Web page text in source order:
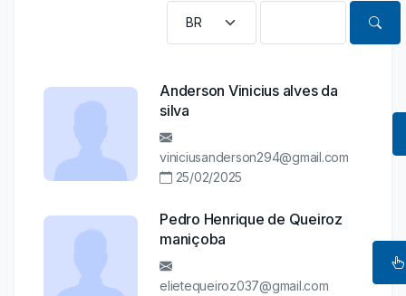
Anderson Vinicius alves da
silva
viniciusanderson294@gmail.com
25/02/2025
Pedro Henrique de Queiroz
maniçoba
elietequeiroz037@gmail.com